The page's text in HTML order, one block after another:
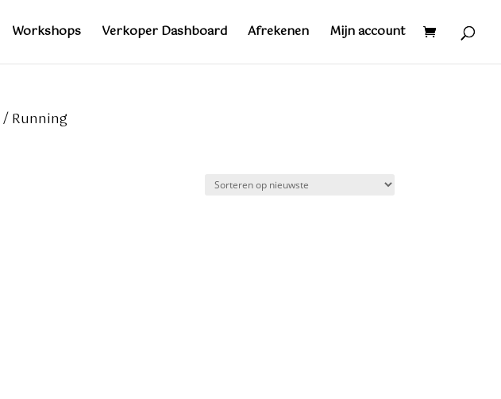
Workshops Verkoper Dashboard Afrekenen Mijn account
/ Running